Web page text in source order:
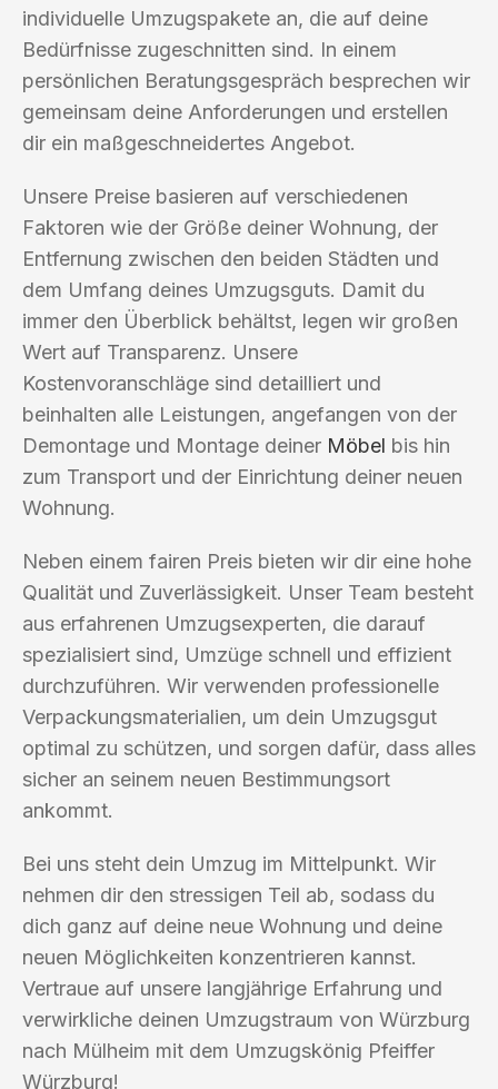
individuelle Umzugspakete an, die auf deine
Bedürfnisse zugeschnitten sind. In einem
persönlichen Beratungsgespräch besprechen wir
gemeinsam deine Anforderungen und erstellen
dir ein maßgeschneidertes Angebot.
Unsere Preise basieren auf verschiedenen
Faktoren wie der Größe deiner Wohnung, der
Entfernung zwischen den beiden Städten und
dem Umfang deines Umzugsguts. Damit du
immer den Überblick behältst, legen wir großen
Wert auf Transparenz. Unsere
Kostenvoranschläge sind detailliert und
beinhalten alle Leistungen, angefangen von der
Demontage und Montage deiner Möbel bis hin
zum Transport und der Einrichtung deiner neuen
Wohnung.
Neben einem fairen Preis bieten wir dir eine hohe
Qualität und Zuverlässigkeit. Unser Team besteht
aus erfahrenen Umzugsexperten, die darauf
spezialisiert sind, Umzüge schnell und effizient
durchzuführen. Wir verwenden professionelle
Verpackungsmaterialien, um dein Umzugsgut
optimal zu schützen, und sorgen dafür, dass alles
sicher an seinem neuen Bestimmungsort
ankommt.
Bei uns steht dein Umzug im Mittelpunkt. Wir
nehmen dir den stressigen Teil ab, sodass du
dich ganz auf deine neue Wohnung und deine
neuen Möglichkeiten konzentrieren kannst.
Vertraue auf unsere langjährige Erfahrung und
verwirkliche deinen Umzugstraum von Würzburg
nach Mülheim mit dem Umzugskönig Pfeiffer
Würzburg!